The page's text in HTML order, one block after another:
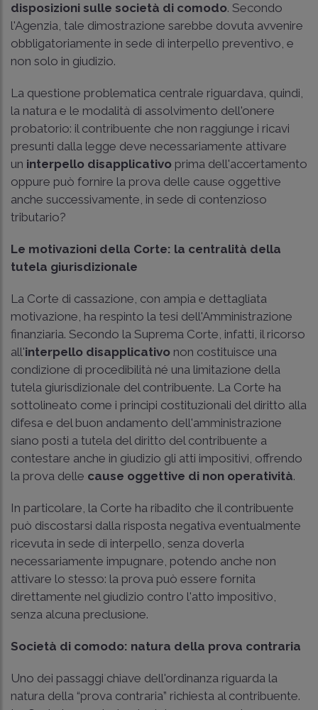
disposizioni sulle società di comodo. Secondo
l'Agenzia, tale dimostrazione sarebbe dovuta avvenire
obbligatoriamente in sede di interpello preventivo, e
non solo in giudizio.
La questione problematica centrale riguardava, quindi,
la natura e le modalità di assolvimento dell'onere
probatorio: il contribuente che non raggiunge i ricavi
presunti dalla legge deve necessariamente attivare
un interpello disapplicativo prima dell'accertamento
oppure può fornire la prova delle cause oggettive
anche successivamente, in sede di contenzioso
tributario?
Le motivazioni della Corte: la centralità della
tutela giurisdizionale
La Corte di cassazione, con ampia e dettagliata
motivazione, ha respinto la tesi dell'Amministrazione
finanziaria. Secondo la Suprema Corte, infatti, il ricorso
all'interpello disapplicativo non costituisce una
condizione di procedibilità né una limitazione della
tutela giurisdizionale del contribuente. La Corte ha
sottolineato come i principi costituzionali del diritto alla
difesa e del buon andamento dell'amministrazione
siano posti a tutela del diritto del contribuente a
contestare anche in giudizio gli atti impositivi, offrendo
la prova delle cause oggettive di non operatività.
In particolare, la Corte ha ribadito che il contribuente
può discostarsi dalla risposta negativa eventualmente
ricevuta in sede di interpello, senza doverla
necessariamente impugnare, potendo anche non
attivare lo stesso: la prova può essere fornita
direttamente nel giudizio contro l'atto impositivo,
senza alcuna preclusione.
Società di comodo: natura della prova contraria
Uno dei passaggi chiave dell'ordinanza riguarda la
natura della “prova contraria” richiesta al contribuente.